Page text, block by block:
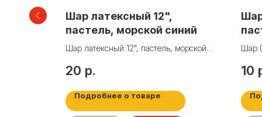
Шар латексный 12",
пастель, морской синий
Шар латексный 12", пастель, морской
20 р.
Подробнее о товаре
Шар
10